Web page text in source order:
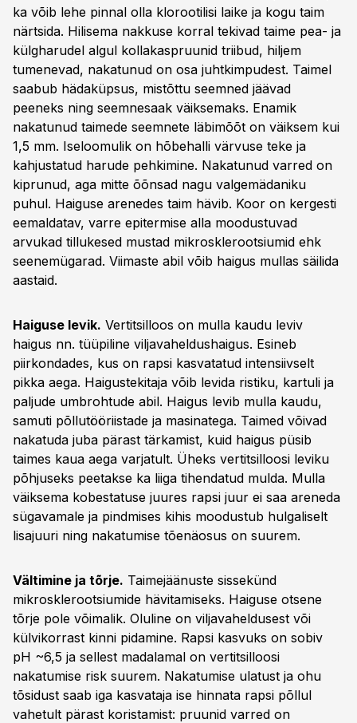
ka võib lehe pinnal olla klorootilisi laike ja kogu taim
närtsida. Hilisema nakkuse korral tekivad taime pea- ja
külgharudel algul kollakaspruunid triibud, hiljem
tumenevad, nakatunud on osa juhtkimpudest. Taimel
saabub hädaküpsus, mistõttu seemned jäävad
peeneks ning seemnesaak väiksemaks. Enamik
nakatunud taimede seemnete läbimõõt on väiksem kui
1,5 mm. Iseloomulik on hõbehalli värvuse teke ja
kahjustatud harude pehkimine. Nakatunud varred on
kiprunud, aga mitte õõnsad nagu valgemädaniku
puhul. Haiguse arenedes taim hävib. Koor on kergesti
eemaldatav, varre epitermise alla moodustuvad
arvukad tillukesed mustad mikrosklerootsiumid ehk
seenemügarad. Viimaste abil võib haigus mullas säilida
aastaid.
Haiguse levik. Vertitsilloos on mulla kaudu leviv
haigus nn. tüüpiline viljavaheldushaigus. Esineb
piirkondades, kus on rapsi kasvatatud intensiivselt
pikka aega. Haigustekitaja võib levida ristiku, kartuli ja
paljude umbrohtude abil. Haigus levib mulla kaudu,
samuti põllutööriistade ja masinatega. Taimed võivad
nakatuda juba pärast tärkamist, kuid haigus püsib
taimes kaua aega varjatult. Üheks vertitsilloosi leviku
põhjuseks peetakse ka liiga tihendatud mulda. Mulla
väiksema kobestatuse juures rapsi juur ei saa areneda
sügavamale ja pindmises kihis moodustub hulgaliselt
lisajuuri ning nakatumise tõenäosus on suurem.
Vältimine ja tõrje. Taimejäänuste sissekünd
mikrosklerootsiumide hävitamiseks. Haiguse otsene
tõrje pole võimalik. Oluline on viljavaheldusest või
külvikorrast kinni pidamine. Rapsi kasvuks on sobiv
pH ~6,5 ja sellest madalamal on vertitsilloosi
nakatumise risk suurem. Nakatumise ulatust ja ohu
tõsidust saab iga kasvataja ise hinnata rapsi põllul
vahetult pärast koristamist: pruunid varred on